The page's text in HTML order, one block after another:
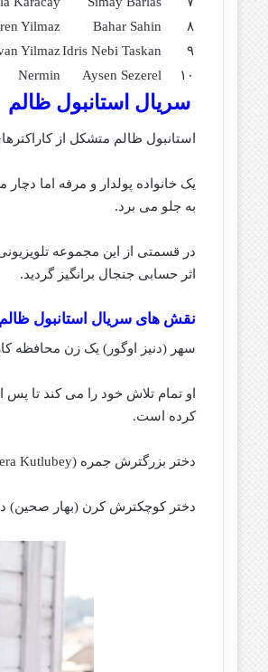
۸
Bahar Sahin
Yilmaz
۹
Idris Nebi Taskan
Yilmaz
۱۰
Aysen Sezerel
Nermin
سریال استانبول ظالم
استانبول ظالم متشکل از
به جلو می برد.
در قسمتی از این مجموعه
اثر حسابی جنجال برانگیز گردید.
نقش های سریال استانبول ظالم
سهر (دنیز اوگور) یک زن محافظه
او تمام تلاش خود را می کند تا پس
کرده است.
دختر بزرگترش جمره (Sera Kutlubey) دختر مناسبی است که به عنوان پرستار فعالیت می کند.
دختر کوچکترش کرن (بهار صحین)